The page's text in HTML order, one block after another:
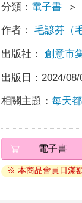
分類： 電子書 ＞
作者： 毛諺芬（
出版社： 創意市
出版日： 2024/08/
相關主題：每天
電子書
※ 本商品會員日滿